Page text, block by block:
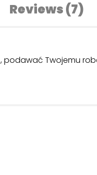
Reviews (7)
, podawać Twojemu